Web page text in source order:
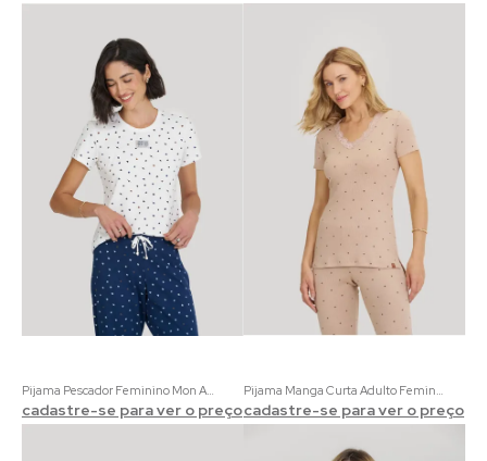
Pijama Pescador Feminino Mon Amour | 100% Algodão com Estampa de Corações
cadastre-se para ver o preço
Pijama Manga Curta Adulto Feminino bege com estampa de poá
cadastre-se para ver o preço